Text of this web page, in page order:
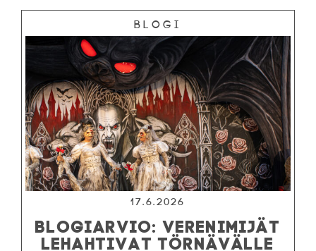
Blogi
17.6.2026
BLOGIARVIO: VERENIMIJÄT
LEHAHTIVAT TÖRNÄVÄLLE